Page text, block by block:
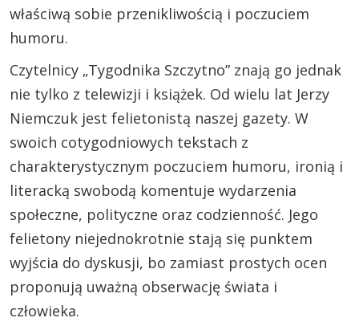
właściwą sobie przenikliwością i poczuciem
humoru.
Czytelnicy „Tygodnika Szczytno” znają go jednak
nie tylko z telewizji i książek. Od wielu lat Jerzy
Niemczuk jest felietonistą naszej gazety. W
swoich cotygodniowych tekstach z
charakterystycznym poczuciem humoru, ironią i
literacką swobodą komentuje wydarzenia
społeczne, polityczne oraz codzienność. Jego
felietony niejednokrotnie stają się punktem
wyjścia do dyskusji, bo zamiast prostych ocen
proponują uważną obserwację świata i
człowieka.